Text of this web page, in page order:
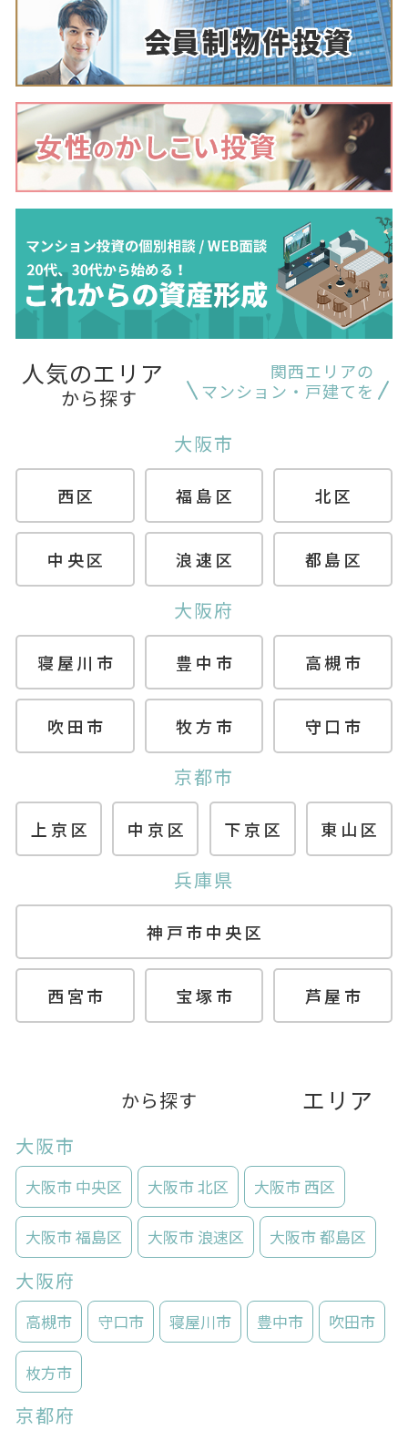
関西エリアの
マンション・戸建てを
人気のエリア
から探す
大阪市
西区 福島区 北区
中央区 浪速区 都島区
大阪府
寝屋川市 豊中市 高槻市
吹田市 牧方市 守口市
京都市
上京区 中京区 下京区 東山区
兵庫県
神戸市中央区
西宮市 宝塚市 芦屋市
エリア
から探す
大阪市
大阪市 中央区 大阪市 北区 大阪市 西区
大阪市 福島区 大阪市 浪速区 大阪市 都島区
大阪府
高槻市 守口市 寝屋川市 豊中市 吹田市
枚方市
京都府